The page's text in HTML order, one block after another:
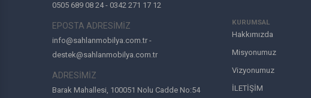
0505 689 08 24 - 0342 271 17 12
EPOSTA ADRESİMİZ
info@sahlanmobilya.com.tr -
destek@sahlanmobilya.com.tr
ADRESİMİZ
Barak Mahallesi, 100051 Nolu Cadde No:54
KURUMSAL
Hakkımızda
Misyonumuz
Vizyonumuz
İLETİŞİM